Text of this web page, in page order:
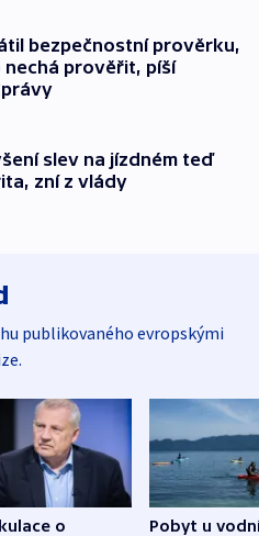
bezpečnostní prověrku,
nechá prověřit, píší
slev na jízdném teď
zní z vlády
publikovaného evropskými
o
Pobyt u